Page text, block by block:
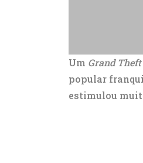
Um Grand
popular
estimulou